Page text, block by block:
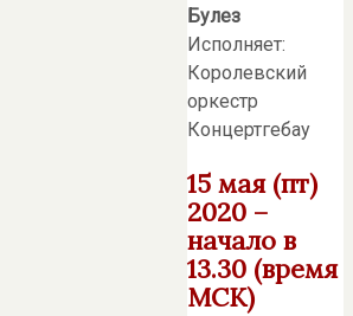
Булез
Исполняет:
Королевский
оркестр
Концертгебау
15 мая (пт)
2020 –
начало в
13.30 (время
МСК)